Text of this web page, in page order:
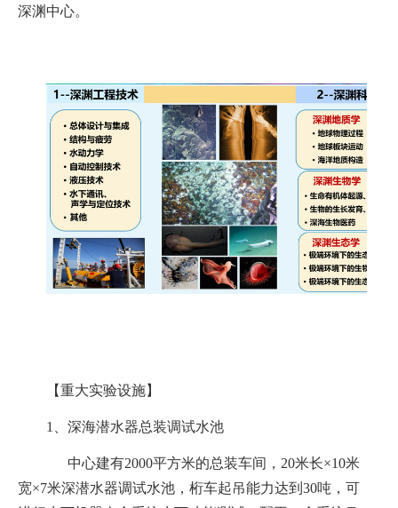
深渊中心。
【重大实验设施】
1、 深海潜水器总装调试水池
中心建有2000平方米的总装车间， 20米长×10米
宽×7米深潜水器调试水池，桁车起吊能力达到 30吨，可